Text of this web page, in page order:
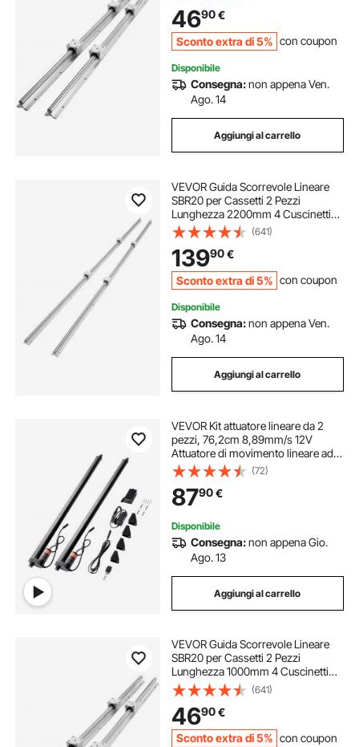
Acciaio al Carbonio Carico Statico
882N
4690€
Sconto extra di 5% con coupon
Disponibile
Consegna:non appena Ven.
Ago. 14
Aggiungi al carrello
VEVOR Guida Scorrevole Lineare
SBR20 per Cassetti 2 Pezzi
Lunghezza 2200mm 4 Cuscinetti
SBR20UU, Binario di Guida 2 Pz per
Scorrimento per Cassetti Mobili in
Acciaio al Carbonio Carico Statico
1370N
(641)
13990€
Sconto extra di 5% con coupon
Disponibile
Consegna:non appena Ven.
Ago. 14
Aggiungi al carrello
VEVOR Kit attuatore lineare da 2
pezzi, 76,2cm 8,89mm/s 12V
Attuatore di movimento lineare ad
alta velocità, attuatore lineare da
99,79kg/1000N per sollevare
TV/tavolo/divano, protezione IP54
(72)
8790€
Disponibile
Consegna:non appena Gio.
Ago. 13
Aggiungi al carrello
VEVOR Guida Scorrevole Lineare
SBR20 per Cassetti 2 Pezzi
Lunghezza 1000mm 4 Cuscinetti
SBR20UU, Binario di Guida 2 Pz per
Scorrimento per Cassetti Mobili in
Acciaio al Carbonio Carico Statico
1370N
(641)
4690€
Sconto extra di 5% con coupon